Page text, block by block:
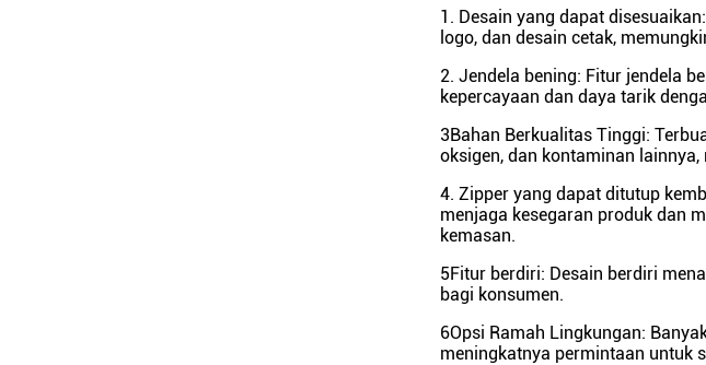
1. Desain yang dapat
logo, dan desain cetak,
2. Jendela bening: Fitur jendela
kepercayaan dan daya tarik
3Bahan Berkualitas Tinggi:
oksigen, dan kontaminan
4. Zipper yang dapat ditutup
menjaga kesegaran produk dan
kemasan.
5Fitur berdiri: Desain berdiri
bagi konsumen.
6Opsi Ramah Lingkungan:
meningkatnya permintaan untuk